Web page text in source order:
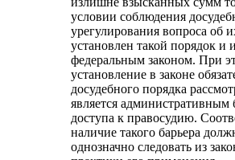
условии соблюдения
урегулирования вопроса об
установлен такой порядок и
федеральным законом. При
установление в законе
досудебного порядка
является административным
доступа к правосудию.
наличие такого барьера
однозначно следовать из